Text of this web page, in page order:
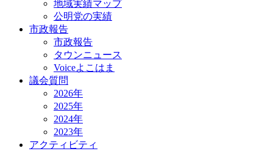
地域実績マップ
公明党の実績
市政報告
市政報告
タウンニュース
Voiceよこはま
議会質問
2026年
2025年
2024年
2023年
アクティビティ